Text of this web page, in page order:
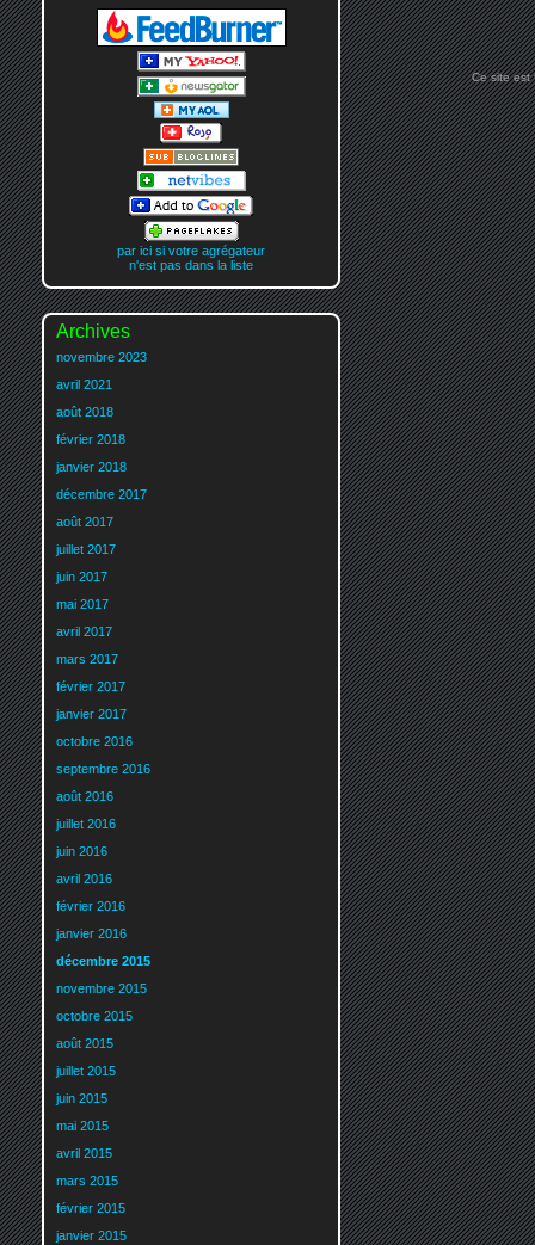
par ici si votre agrégateur
n'est pas dans la liste
Archives
novembre 2023
avril 2021
août 2018
février 2018
janvier 2018
décembre 2017
août 2017
juillet 2017
juin 2017
mai 2017
avril 2017
mars 2017
février 2017
janvier 2017
octobre 2016
septembre 2016
août 2016
juillet 2016
juin 2016
avril 2016
février 2016
janvier 2016
décembre 2015
novembre 2015
octobre 2015
août 2015
juillet 2015
juin 2015
mai 2015
avril 2015
mars 2015
février 2015
janvier 2015
Ce site est